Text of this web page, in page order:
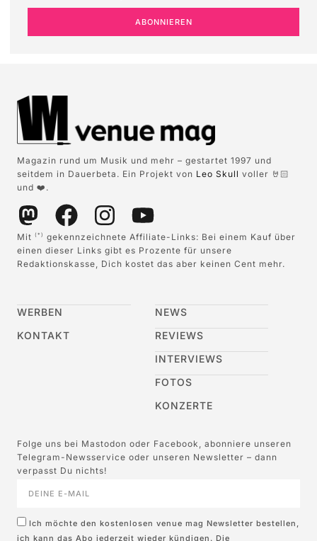
ABONNIEREN
Magazin rund um Musik und mehr – gestartet 1997 und
seitdem in Dauerbeta. Ein Projekt von Leo Skull voller 🤘🏻
und ❤️.
Mit (*)
gekennzeichnete Affiliate-Links: Bei einem Kauf über
einen dieser Links gibt es Prozente für unsere
Redaktionskasse, Dich kostet das aber keinen Cent mehr.
WERBEN
KONTAKT
NEWS
REVIEWS
INTERVIEWS
FOTOS
KONZERTE
Folge uns bei Mastodon oder Facebook, abonniere unseren
Telegram-Newsservice oder unseren Newsletter – dann
verpasst Du nichts!
Ich möchte den kostenlosen venue mag Newsletter bestellen,
ich kann das Abo jederzeit wieder kündigen. Die